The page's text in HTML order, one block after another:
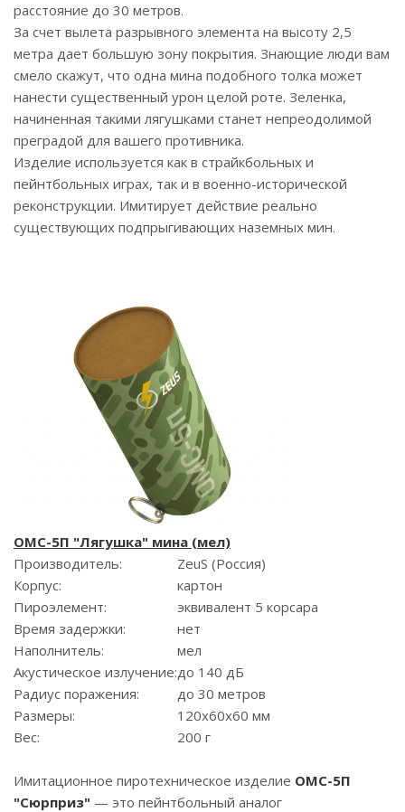
расстояние до 30 метров.
За счет вылета разрывного элемента на высоту 2,5
метра дает большую зону покрытия. Знающие люди вам
смело скажут, что одна мина подобного толка может
нанести существенный урон целой роте. Зеленка,
начиненная такими лягушками станет непреодолимой
преградой для вашего противника.
Изделие используется как в страйкбольных и
пейнтбольных играх, так и в военно-исторической
реконструкции. Имитирует действие реально
существующих подпрыгивающих наземных мин.
ОМС-5П "Лягушка" мина (мел)
Производитель:
ZeuS (Россия)
Корпус:
картон
Пироэлемент:
эквивалент 5 корсара
Время задержки:
нет
Наполнитель:
мел
Акустическое излучение:до 140 дБ
Радиус поражения:
до 30 метров
Размеры:
120x60x60 мм
Вес:
200 г
Имитационное пиротехническое изделие ОМС-5П
"Сюрприз" — это пейнтбольный аналог